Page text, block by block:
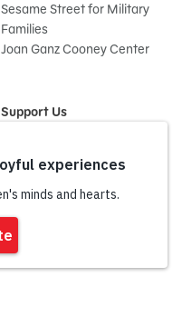
Sesame Street for Military
Families
Joan Ganz Cooney Center
Support Us
Giving
Impact Report